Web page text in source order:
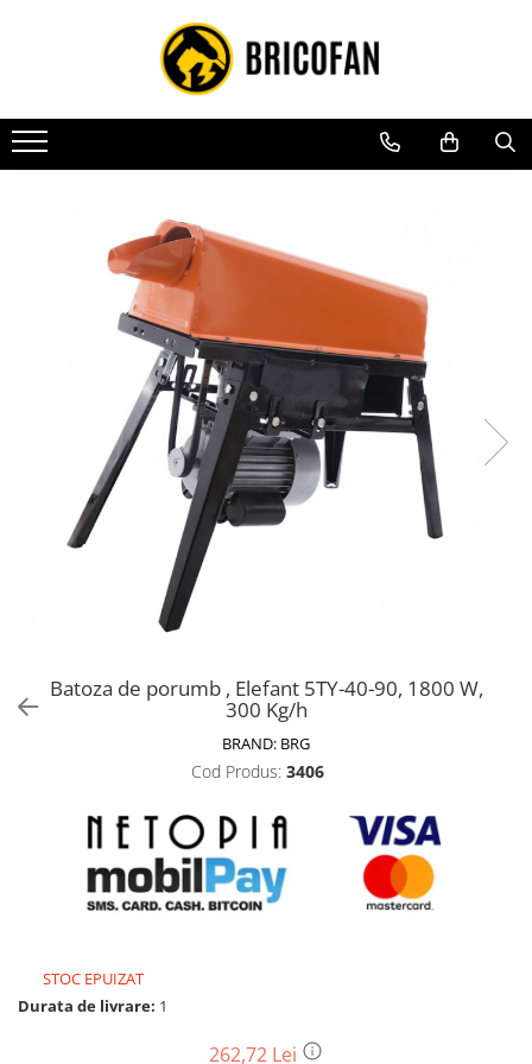
Toate Produsele
Vehicule electrice
Atv
Masini electrice
Piese de schimb vehicule electrice
Scutere electrice
Scutere pe benzina
Tricicluri cargo fara permis
Tricicluri persoane
Trotinete electrice
Biciclete, trotinete, triciclete
Motoburghie si accesorii
Drujbe pe benzina
Drujbe cu acumulator
Consumabile drujbe, fierastraie
Unelte electrice busteni
Mori cereale si batoze porumb
Batoze - mori desfacat porumb
Batoza de porumb , Elefant 5TY-40-90, 1800 W,
300 Kg/h
BRAND: BRG
Cod Produs: 3406
STOC EPUIZAT
Durata de livrare: 1
262,72 Lei